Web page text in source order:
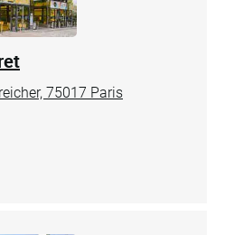
75017 Paris